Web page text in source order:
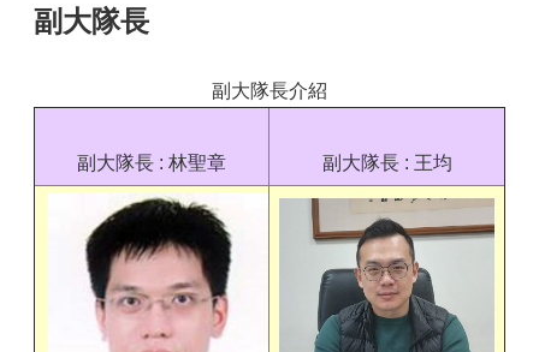
副大隊長
副大隊長介紹
副大隊長 : 林聖章 副大隊長 : 王均